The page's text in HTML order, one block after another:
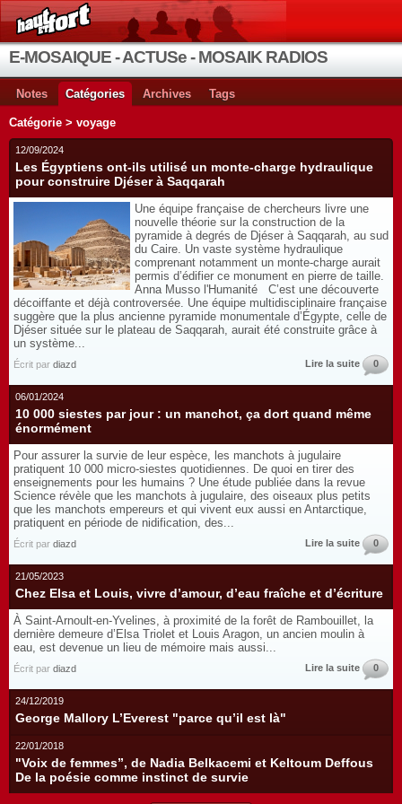
E-MOSAIQUE - ACTUSe - MOSAIK RADIOS
Notes Catégories Archives Tags
Catégorie > voyage
12/09/2024
Les Égyptiens ont-ils utilisé un monte-charge hydraulique
pour construire Djéser à Saqqarah
Une équipe française de chercheurs livre une
nouvelle théorie sur la construction de la
pyramide à degrés de Djéser à Saqqarah, au sud
du Caire. Un vaste système hydraulique
comprenant notamment un monte-charge aurait
permis d’édifier ce monument en pierre de taille.
Anna Musso l'Humanité C’est une découverte
décoiffante et déjà controversée. Une équipe multidisciplinaire française
suggère que la plus ancienne pyramide monumentale d’Égypte, celle de
Djéser située sur le plateau de Saqqarah, aurait été construite grâce à
un système...
Écrit par diazd Lire la suite 0
06/01/2024
10 000 siestes par jour : un manchot, ça dort quand même
énormément
Pour assurer la survie de leur espèce, les manchots à jugulaire
pratiquent 10 000 micro-siestes quotidiennes. De quoi en tirer des
enseignements pour les humains ? Une étude publiée dans la revue
Science révèle que les manchots à jugulaire, des oiseaux plus petits
que les manchots empereurs et qui vivent eux aussi en Antarctique,
pratiquent en période de nidification, des...
Écrit par diazd Lire la suite 0
21/05/2023
Chez Elsa et Louis, vivre d’amour, d’eau fraîche et d’écriture
À Saint-Arnoult-en-Yvelines, à proximité de la forêt de Rambouillet, la
dernière demeure d’Elsa Triolet et Louis Aragon, un ancien moulin à
eau, est devenue un lieu de mémoire mais aussi...
Écrit par diazd Lire la suite 0
24/12/2019
George Mallory L’Everest "parce qu’il est là"
22/01/2018
"Voix de femmes”, de Nadia Belkacemi et Keltoum Deffous
De la poésie comme instinct de survie